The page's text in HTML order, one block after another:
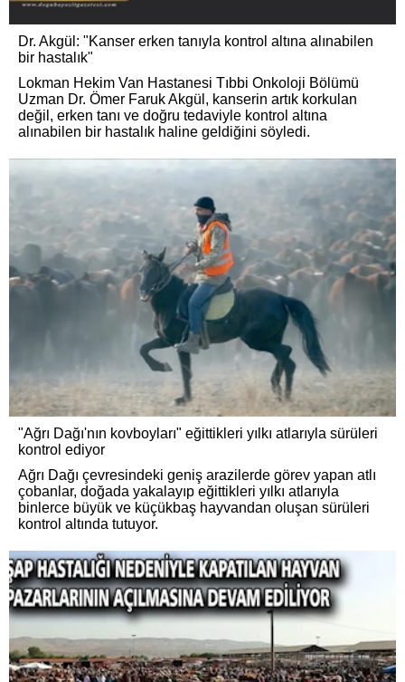
Dr. Akgül: "Kanser erken tanıyla kontrol altına alınabilen
bir hastalık"
Lokman Hekim Van Hastanesi Tıbbi Onkoloji Bölümü
Uzman Dr. Ömer Faruk Akgül, kanserin artık korkulan
değil, erken tanı ve doğru tedaviyle kontrol altına
alınabilen bir hastalık haline geldiğini söyledi.
"Ağrı Dağı'nın kovboyları" eğittikleri yılkı atlarıyla sürüleri
kontrol ediyor
Ağrı Dağı çevresindeki geniş arazilerde görev yapan atlı
çobanlar, doğada yakalayıp eğittikleri yılkı atlarıyla
binlerce büyük ve küçükbaş hayvandan oluşan sürüleri
kontrol altında tutuyor.